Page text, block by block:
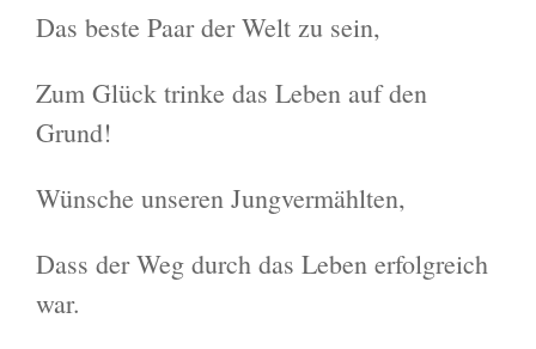
Das beste Paar der Welt zu sein,
Zum Glück trinke das Leben auf den
Grund!
Wünsche unseren Jungvermählten,
Dass der Weg durch das Leben erfolgreich
war.